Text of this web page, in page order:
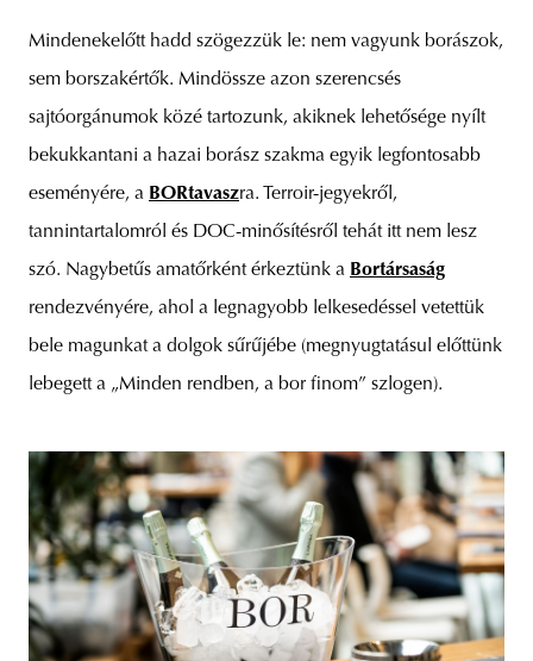
Mindenekelőtt hadd szögezzük le: nem vagyunk borászok,
sem borszakértők. Mindössze azon szerencsés
sajtóorgánumok közé tartozunk, akiknek lehetősége nyílt
bekukkantani a hazai borász szakma egyik legfontosabb
eseményére, a BORtavaszra. Terroir-jegyekről,
tannintartalomról és DOC-minősítésről tehát itt nem lesz
szó. Nagybetűs amatőrként érkeztünk a Bortársaság
rendezvényére, ahol a legnagyobb lelkesedéssel vetettük
bele magunkat a dolgok sűrűjébe (megnyugtatásul előttünk
lebegett a „Minden rendben, a bor finom” szlogen).